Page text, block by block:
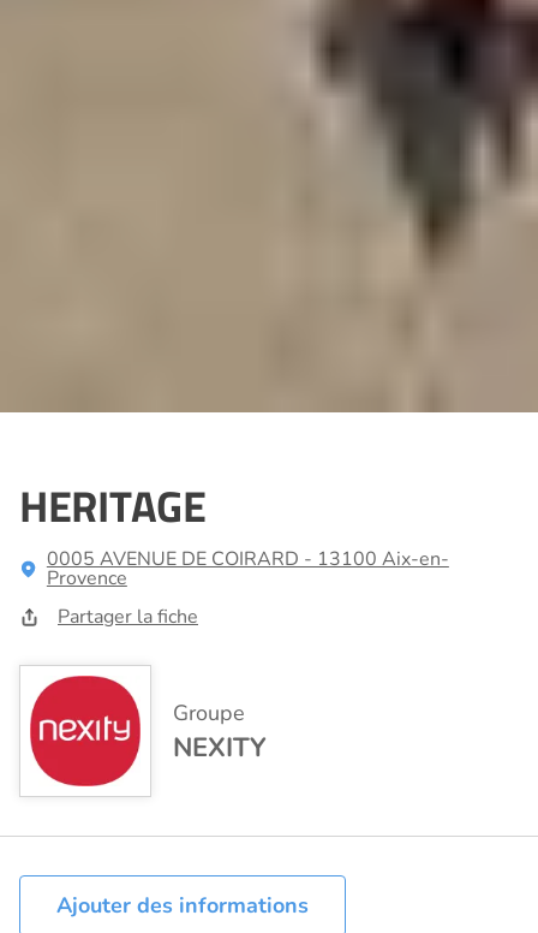
HERITAGE
0005 AVENUE DE COIRARD - 13100 Aix-en-
Provence
Partager la fiche
Groupe
NEXITY
Ajouter des informations